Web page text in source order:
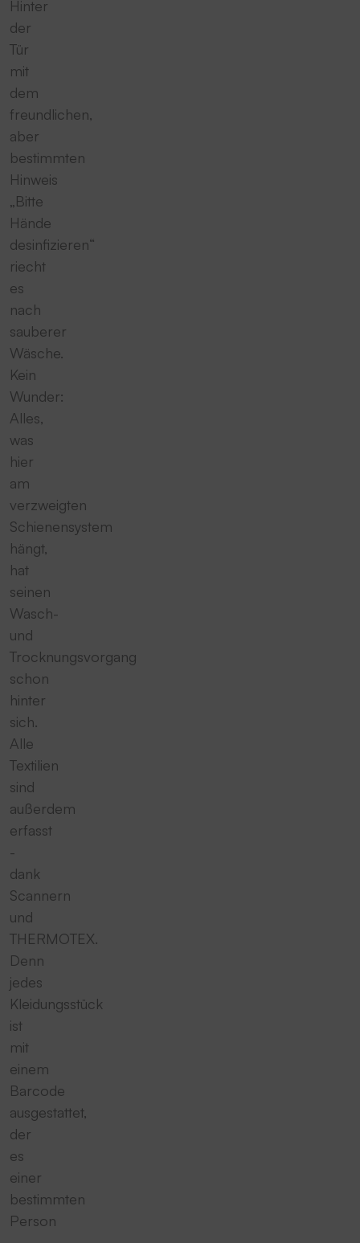
Hinter
der
Tür
mit
dem
freundlichen,
aber
bestimmten
Hinweis
„Bitte
Hände
desinfizieren“
riecht
es
nach
sauberer
Wäsche.
Kein
Wunder:
Alles,
was
hier
am
verzweigten
Schienensystem
hängt,
hat
seinen
Wasch-
und
Trocknungsvorgang
schon
hinter
sich.
Alle
Textilien
sind
außerdem
erfasst
-
dank
Scannern
und
THERMOTEX.
Denn
jedes
Kleidungsstück
ist
mit
einem
Barcode
ausgestattet,
der
es
einer
bestimmten
Person